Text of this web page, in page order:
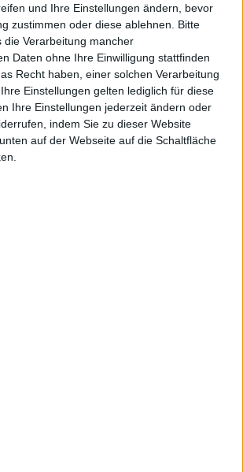
und Ihre Einstellungen ändern, bevor
zustimmen oder diese ablehnen.
Bitte
die Verarbeitung mancher
Daten ohne Ihre Einwilligung stattfinden
Recht haben, einer solchen Verarbeitung
Einstellungen gelten lediglich für diese
Ihre Einstellungen jederzeit ändern oder
indem Sie zu dieser Website
auf der Webseite auf die Schaltfläche
Crown